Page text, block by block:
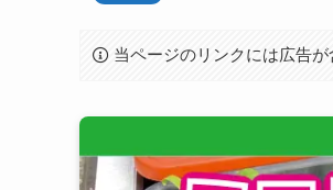
当ページのリンクには広告が